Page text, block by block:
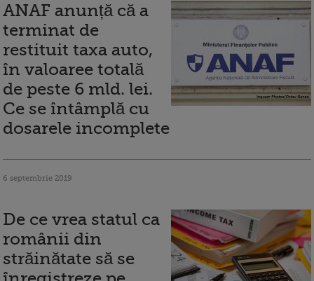
ANAF anunță că a
terminat de
restituit taxa auto,
în valoaree totală
de peste 6 mld. lei.
Ce se întâmplă cu
dosarele incomplete
6 septembrie 2019
De ce vrea statul ca
românii din
străinătate să se